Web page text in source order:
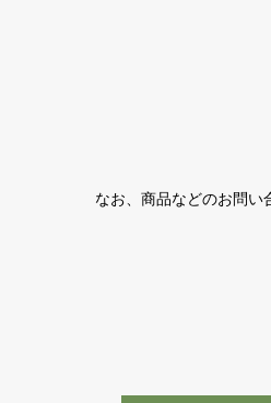
なお、商品などのお問い